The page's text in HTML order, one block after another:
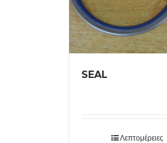
SEAL
Λεπτομέρειες